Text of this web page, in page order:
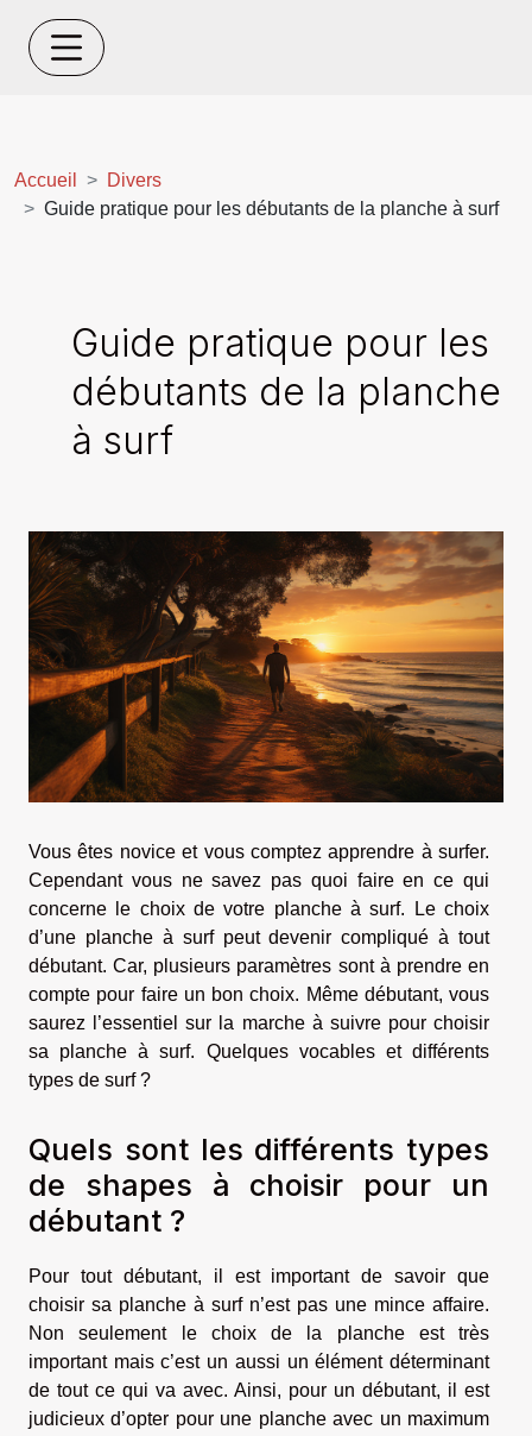
Accueil
Divers
Guide pratique pour les débutants de la planche à surf
Guide pratique pour les
débutants de la planche
à surf
Vous êtes novice et vous comptez apprendre à surfer.
Cependant vous ne savez pas quoi faire en ce qui
concerne le choix de votre planche à surf. Le choix
d’une planche à surf peut devenir compliqué à tout
débutant. Car, plusieurs paramètres sont à prendre en
compte pour faire un bon choix. Même débutant, vous
saurez l’essentiel sur la marche à suivre pour choisir
sa planche à surf. Quelques vocables et différents
types de surf ?
Quels sont les différents types
de shapes à choisir pour un
débutant ?
Pour tout débutant, il est important de savoir que
choisir sa planche à surf n’est pas une mince affaire.
Non seulement le choix de la planche est très
important mais c’est un aussi un élément déterminant
de tout ce qui va avec. Ainsi, pour un débutant, il est
judicieux d’opter pour une planche avec un maximum